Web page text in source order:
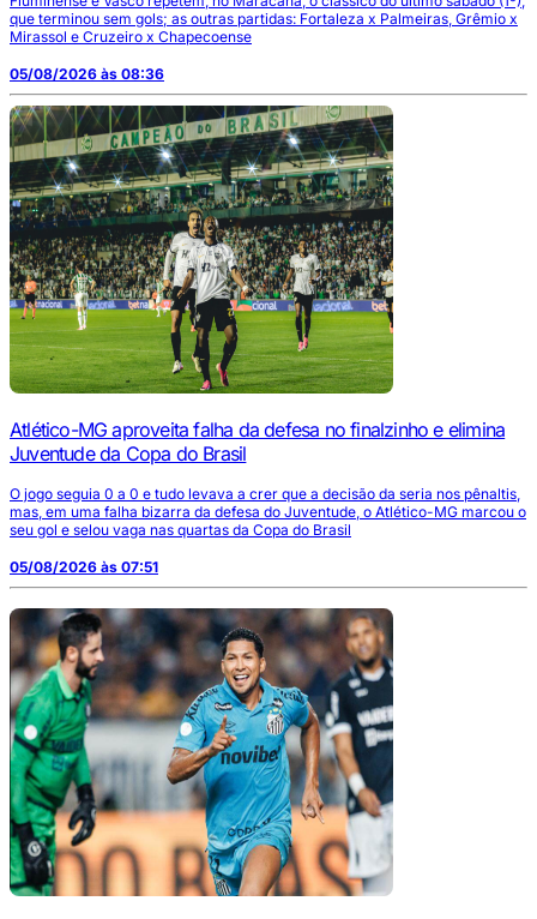
que terminou sem gols; as outras partidas: Fortaleza x Palmeiras, Grêmio x
Mirassol e Cruzeiro x Chapecoense
05/08/2026 às 08:36
Atlético-MG aproveita falha da defesa no finalzinho e elimina
Juventude da Copa do Brasil
O jogo seguia 0 a 0 e tudo levava a crer que a decisão da seria nos pênaltis,
mas, em uma falha bizarra da defesa do Juventude, o Atlético-MG marcou o
seu gol e selou vaga nas quartas da Copa do Brasil
05/08/2026 às 07:51